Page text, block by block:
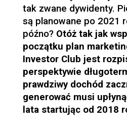
tak zwane dywidenty.
są planowane po 2021
późno? Otóż tak jak
początku plan
Investor Club jest
perspektywie
prawdziwy dochód
generować musi
lata startując od 2018